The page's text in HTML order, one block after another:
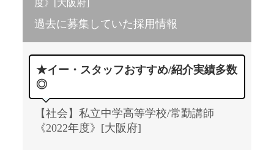
度》[大阪府]
過去に募集していた採用情報
★イー・スタッフおすすめ/紹介実績多数
◎
【社会】私立中学高等学校/常勤講師
《2022年度》[大阪府]